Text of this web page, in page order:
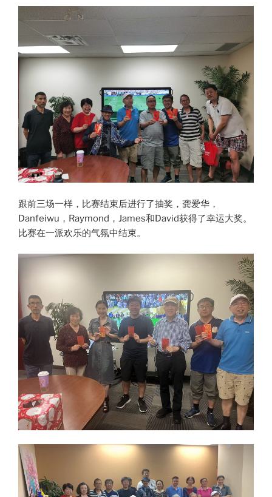
跟前三场一样，比赛结束后进行了抽奖，龚爱华，
Danfeiwu，Raymond，James和David获得了幸运大奖。
比赛在一派欢乐的气氛中结束。